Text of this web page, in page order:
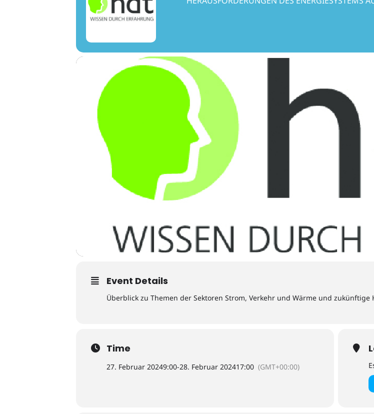
Event Details
Überblick zu Themen der Sektoren Strom, Verkehr und Wärme und
Time
27. Februar 20249:00-28. Februar 202417:00 (GMT+00:00)